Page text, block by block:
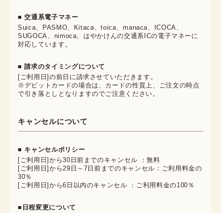
■ 交通系電子マネー
Suica、PASMO、Kitaca、toica、manaca、ICOCA、
SUGOCA、nimoca、はやかけんの交通系ICの電子マネーに
対応しています。
■ 請求のタイミングについて
[ご利用日]の前日に請求させていただきます。
※デビットカードの場合は、カードの性質上、ご注文の時点
で引き落としとなりますのでご注意ください。
キャンセルについて
■ キャンセルポリシー
[ご利用日]から30日前までのキャンセル ：無料
[ご利用日]から29日～7日前までのキャンセル：ご利用料金の
30％
[ご利用日]から6日以内のキャンセル ：ご利用料金の100％
■日程変更について